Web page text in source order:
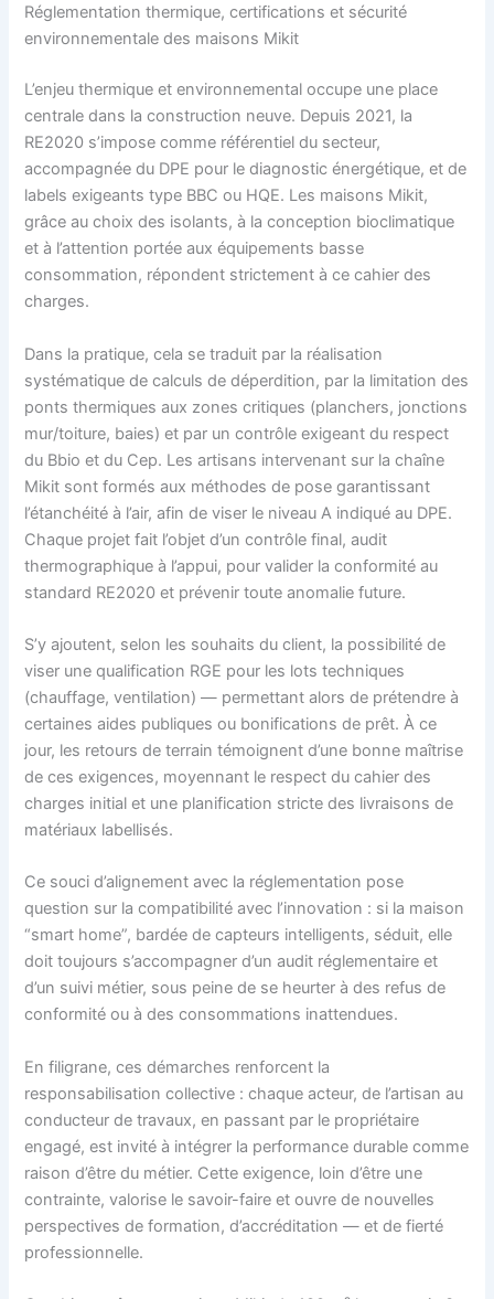
Réglementation thermique, certifications et sécurité
environnementale des maisons Mikit
L’enjeu thermique et environnemental occupe une place
centrale dans la construction neuve. Depuis 2021, la
RE2020 s’impose comme référentiel du secteur,
accompagnée du DPE pour le diagnostic énergétique, et de
labels exigeants type BBC ou HQE. Les maisons Mikit,
grâce au choix des isolants, à la conception bioclimatique
et à l’attention portée aux équipements basse
consommation, répondent strictement à ce cahier des
charges.
Dans la pratique, cela se traduit par la réalisation
systématique de calculs de déperdition, par la limitation des
ponts thermiques aux zones critiques (planchers, jonctions
mur/toiture, baies) et par un contrôle exigeant du respect
du Bbio et du Cep. Les artisans intervenant sur la chaîne
Mikit sont formés aux méthodes de pose garantissant
l’étanchéité à l’air, afin de viser le niveau A indiqué au DPE.
Chaque projet fait l’objet d’un contrôle final, audit
thermographique à l’appui, pour valider la conformité au
standard RE2020 et prévenir toute anomalie future.
S’y ajoutent, selon les souhaits du client, la possibilité de
viser une qualification RGE pour les lots techniques
(chauffage, ventilation) — permettant alors de prétendre à
certaines aides publiques ou bonifications de prêt. À ce
jour, les retours de terrain témoignent d’une bonne maîtrise
de ces exigences, moyennant le respect du cahier des
charges initial et une planification stricte des livraisons de
matériaux labellisés.
Ce souci d’alignement avec la réglementation pose
question sur la compatibilité avec l’innovation : si la maison
“smart home”, bardée de capteurs intelligents, séduit, elle
doit toujours s’accompagner d’un audit réglementaire et
d’un suivi métier, sous peine de se heurter à des refus de
conformité ou à des consommations inattendues.
En filigrane, ces démarches renforcent la
responsabilisation collective : chaque acteur, de l’artisan au
conducteur de travaux, en passant par le propriétaire
engagé, est invité à intégrer la performance durable comme
raison d’être du métier. Cette exigence, loin d’être une
contrainte, valorise le savoir-faire et ouvre de nouvelles
perspectives de formation, d’accréditation — et de fierté
professionnelle.